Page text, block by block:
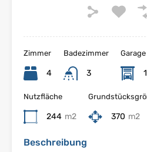
Zimmer
4
Badezimmer
3
Garage
1
Nutzfläche
244 m2 370 m2
Beschreibung